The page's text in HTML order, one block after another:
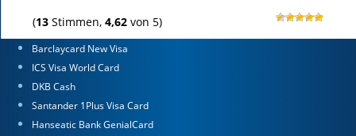
(13 Stimmen, 4,62 von 5)
Barclaycard New Visa
ICS Visa World Card
DKB Cash
Santander 1Plus Visa Card
Hanseatic Bank GenialCard